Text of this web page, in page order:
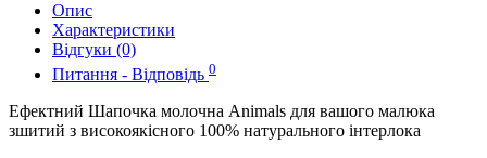
Опис
Характеристики
Відгуки (0)
Питання - Відповідь 0
Ефектний Шапочка молочна Animals для вашого малюка
зшитий з високоякісного 100% натурального інтерлока